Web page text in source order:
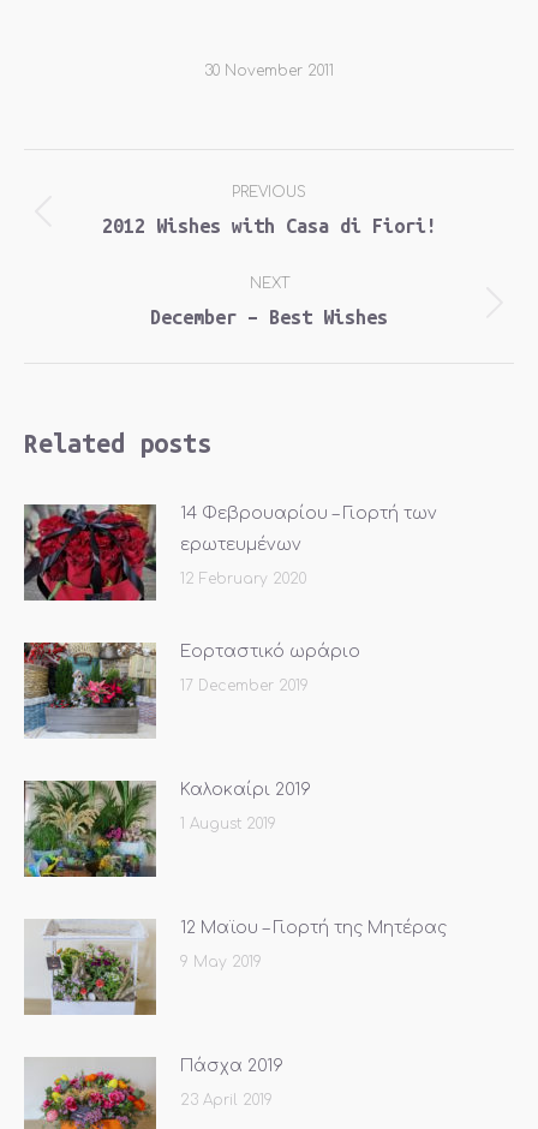
30 November 2011
navigation
PREVIOUS
Previous
2012 Wishes with Casa di Fiori!
NEXT
Next
December – Best Wishes
Related posts
14 Φεβρουαρίου – Γιορτή των
ερωτευμένων
12 February 2020
Εορταστικό ωράριο
17 December 2019
Καλοκαίρι 2019
1 August 2019
12 Μαϊου – Γιορτή της Μητέρας
9 May 2019
Πάσχα 2019
23 April 2019